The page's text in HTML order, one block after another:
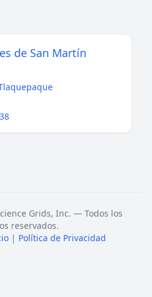
de San Martín
Grids, Inc. — Todos los
reservados.
| Política de Privacidad